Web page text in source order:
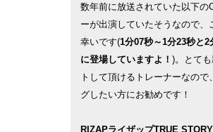
数年前に放送されていた以下の
ーが出演していたそうなので、
幸いです(1分07秒～1分23秒と2
に登場していますよ！ )。とて
トして頂けるトレーナーなの
グしたい方にお勧めです！
RIZAPライザップTRUE